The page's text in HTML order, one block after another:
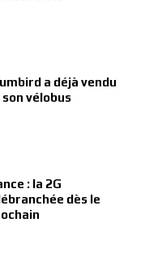
a déjà vendu
vélobus
: la 2G
dès le